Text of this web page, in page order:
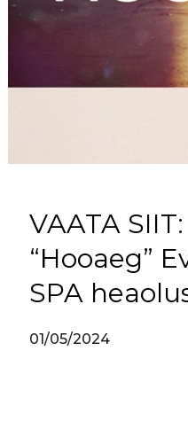
VAATA
“Hooaeg”
SPA
01/05/2024